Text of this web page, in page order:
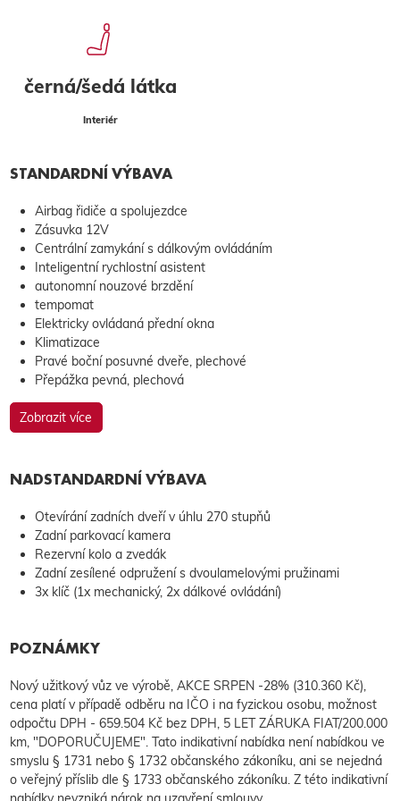
černá/šedá látka
Interiér
STANDARDNÍ VÝBAVA
Airbag řidiče a spolujezdce
Zásuvka 12V
Centrální zamykání s dálkovým ovládáním
Inteligentní rychlostní asistent
autonomní nouzové brzdění
tempomat
Elektricky ovládaná přední okna
Klimatizace
Pravé boční posuvné dveře, plechové
Přepážka pevná, plechová
Zobrazit více
NADSTANDARDNÍ VÝBAVA
Otevírání zadních dveří v úhlu 270 stupňů
Zadní parkovací kamera
Rezervní kolo a zvedák
Zadní zesílené odpružení s dvoulamelovými pružinami
3x klíč (1x mechanický, 2x dálkové ovládání)
POZNÁMKY
Nový užitkový vůz ve výrobě, AKCE SRPEN -28% (310.360 Kč),
cena platí v případě odběru na IČO i na fyzickou osobu, možnost
odpočtu DPH - 659.504 Kč bez DPH, 5 LET ZÁRUKA FIAT/200.000
km, "DOPORUČUJEME". Tato indikativní nabídka není nabídkou ve
smyslu § 1731 nebo § 1732 občanského zákoníku, ani se nejedná
o veřejný příslib dle § 1733 občanského zákoníku. Z této indikativní